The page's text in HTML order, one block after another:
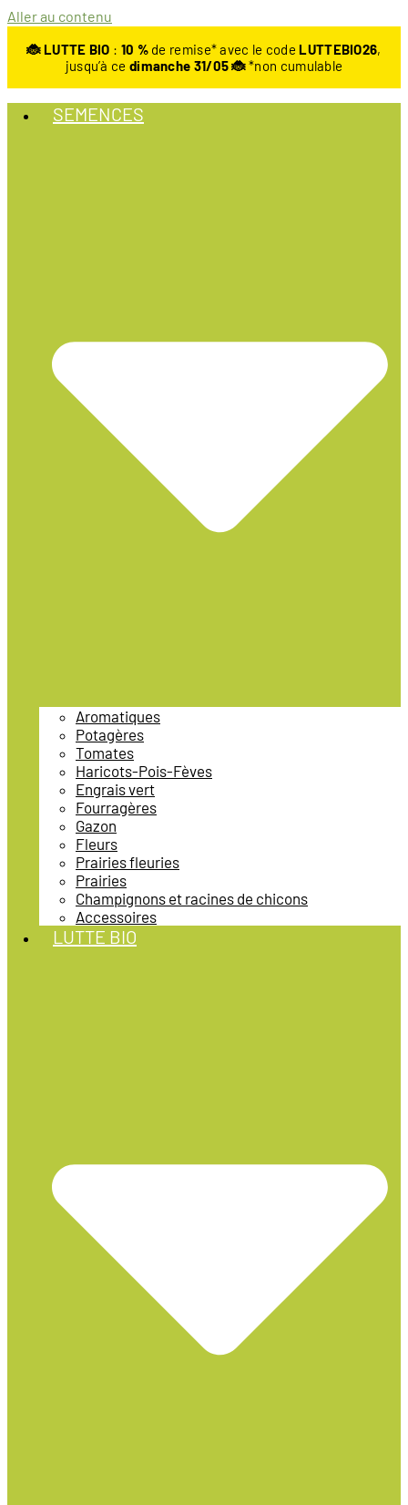
Aller au contenu
🐞 LUTTE BIO : 10 %de remise* avec le code LUTTEBIO26,
jusqu’à ce dimanche 31/05 🐞*non cumulable
SEMENCES
Aromatiques
Potagères
Tomates
Haricots-Pois-Fèves
Engrais vert
Fourragères
Gazon
Fleurs
Prairies fleuries
Prairies
Champignons et racines de chicons
Accessoires
LUTTE BIO